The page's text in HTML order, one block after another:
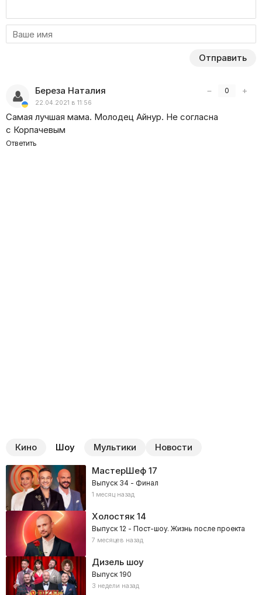
Отправить
− 0 +
Береза Наталия
22.04.2021 в 11:56
Самая лучшая мама. Молодец Айнур. Не согласна
с Корпачевым
Ответить
Кино Шоу Мультики Новости
МастерШеф17
Выпуск 34 - Финал
1 месяц назад
Холостяк14
Выпуск 12 - Пост-шоу. Жизнь после проекта
7 месяцев назад
Дизель шоу
Выпуск 190
3 недели назад